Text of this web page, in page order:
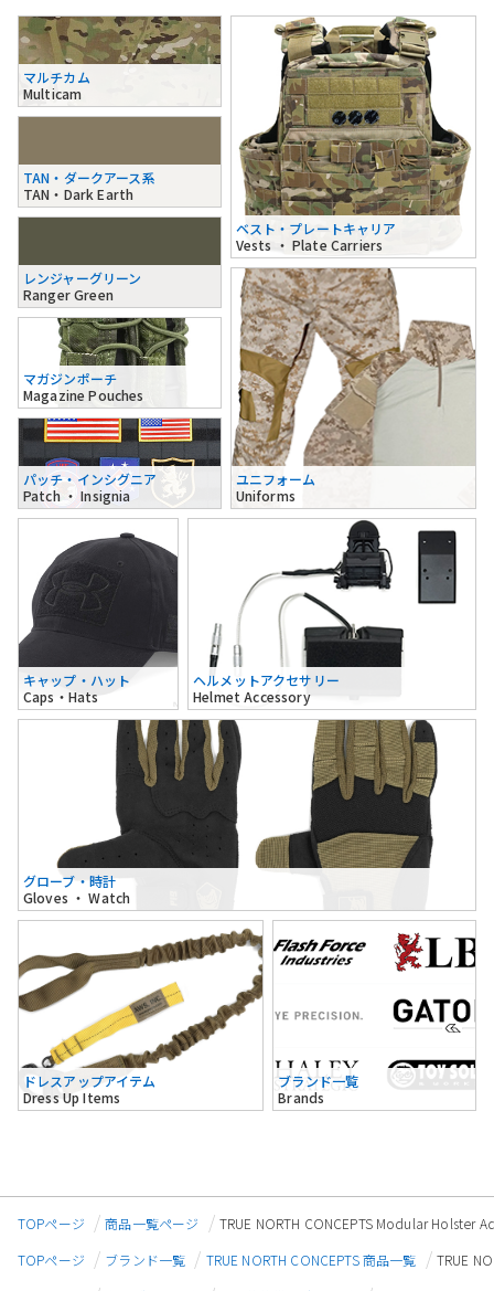
マルチカム
Multicam
TAN・ダークアース系
TAN・Dark Earth
レンジャーグリーン
Ranger Green
ベスト・プレートキャリア
Vests ・ Plate Carriers
マガジンポーチ
Magazine Pouches
パッチ・インシグニア
Patch ・ Insignia
ユニフォーム
Uniforms
キャップ・ハット
Caps・Hats
ヘルメットアクセサリー
Helmet Accessory
グローブ・時計
Gloves ・ Watch
ドレスアップアイテム
Dress Up Items
ブランド一覧
Brands
TOPページ 商品一覧ページ
TRUE NORTH CONCEPTS Modular Holster
TOPページ
ブランド一覧 TRUE NORTH CONCEPTS 商品一覧
TRUE